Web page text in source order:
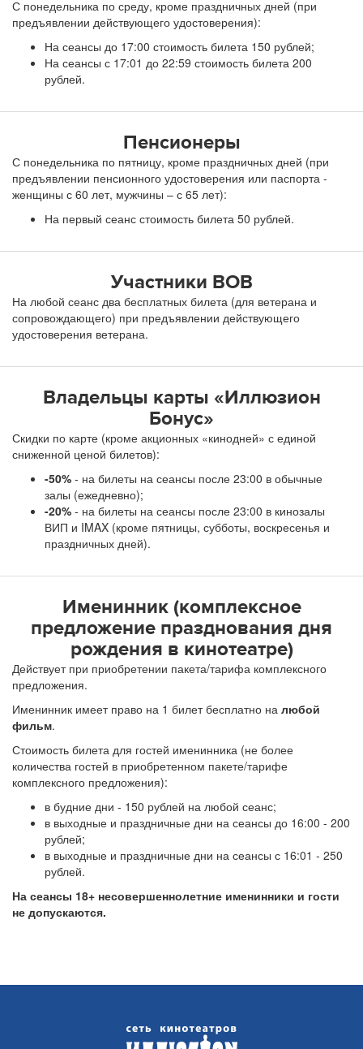
С понедельника по среду, кроме праздничных дней (при
предъявлении действующего удостоверения):
На сеансы до 17:00 стоимость билета 150 рублей;
На сеансы с 17:01 до 22:59 стоимость билета 200
рублей.
Пенсионеры
С понедельника по пятницу, кроме праздничных дней (при
предъявлении пенсионного удостоверения или паспорта -
женщины с 60 лет, мужчины – с 65 лет):
На первый сеанс стоимость билета 50 рублей.
Участники ВОВ
На любой сеанс два бесплатных билета (для ветерана и
сопровождающего) при предъявлении действующего
удостоверения ветерана.
Владельцы карты «Иллюзион
Бонус»
Скидки по карте (кроме акционных «кинодней» с единой
сниженной ценой билетов):
-50% - на билеты на сеансы после 23:00 в обычные
залы (ежедневно);
-20% - на билеты на сеансы после 23:00 в кинозалы
ВИП и IMAX (кроме пятницы, субботы, воскресенья и
праздничных дней).
Именинник (комплексное
предложение празднования дня
рождения в кинотеатре)
Действует при приобретении пакета/тарифа комплексного
предложения.
Именинник имеет право на 1 билет бесплатно на любой
фильм.
Стоимость билета для гостей именинника (не более
количества гостей в приобретенном пакете/тарифе
комплексного предложения):
в будние дни - 150 рублей на любой сеанс;
в выходные и праздничные дни на сеансы до 16:00 - 200
рублей;
в выходные и праздничные дни на сеансы с 16:01 - 250
рублей.
На сеансы 18+ несовершеннолетние именинники и гости
не допускаются.